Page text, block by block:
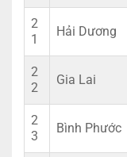
2
1
Hải Dương
2
2
Gia Lai
2
3
Bình Phước